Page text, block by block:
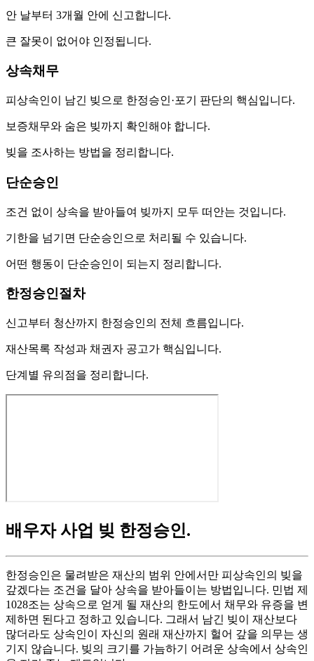
안 날부터 3개월 안에 신고합니다.
큰 잘못이 없어야 인정됩니다.
상속채무
피상속인이 남긴 빚으로 한정승인·포기 판단의 핵심입니다.
보증채무와 숨은 빚까지 확인해야 합니다.
빚을 조사하는 방법을 정리합니다.
단순승인
조건 없이 상속을 받아들여 빚까지 모두 떠안는 것입니다.
기한을 넘기면 단순승인으로 처리될 수 있습니다.
어떤 행동이 단순승인이 되는지 정리합니다.
한정승인절차
신고부터 청산까지 한정승인의 전체 흐름입니다.
재산목록 작성과 채권자 공고가 핵심입니다.
단계별 유의점을 정리합니다.
배우자 사업 빚 한정승인.
한정승인은 물려받은 재산의 범위 안에서만 피상속인의 빚을
갚겠다는 조건을 달아 상속을 받아들이는 방법입니다. 민법 제
1028조는 상속으로 얻게 될 재산의 한도에서 채무와 유증을 변
제하면 된다고 정하고 있습니다. 그래서 남긴 빚이 재산보다
많더라도 상속인이 자신의 원래 재산까지 헐어 갚을 의무는 생
기지 않습니다. 빚의 크기를 가늠하기 어려운 상속에서 상속인